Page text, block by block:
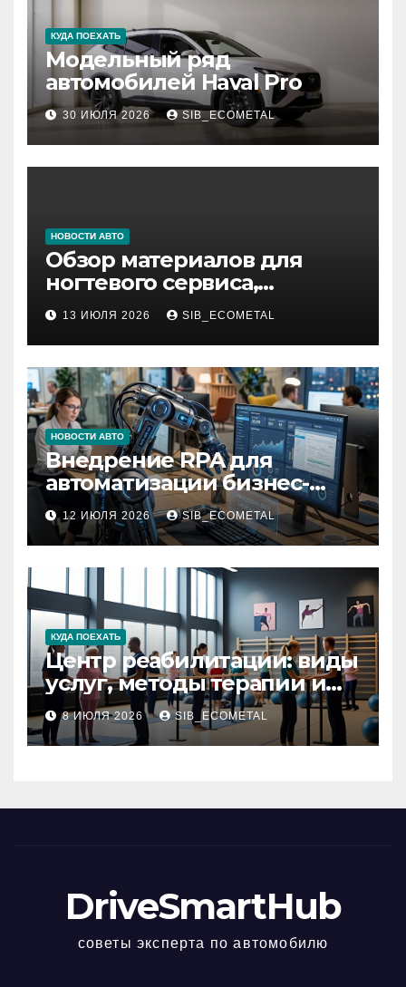
КУДА ПОЕХАТЬ
Модельный ряд
автомобилей Haval Pro
30 ИЮЛЯ 2026 SIB_ECOMETAL
НОВОСТИ АВТО
Обзор материалов для
ногтевого сервиса,
наращивания ресниц и
депиляции
13 ИЮЛЯ 2026 SIB_ECOMETAL
НОВОСТИ АВТО
Внедрение RPA для
автоматизации бизнес-
процессов
12 ИЮЛЯ 2026 SIB_ECOMETAL
КУДА ПОЕХАТЬ
Центр реабилитации: виды
услуг, методы терапии и
критерии качества
8 ИЮЛЯ 2026 SIB_ECOMETAL
DriveSmartHub
советы эксперта по автомобилю